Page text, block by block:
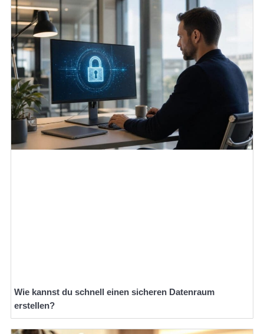
Wie kannst du schnell einen sicheren Datenraum
erstellen?